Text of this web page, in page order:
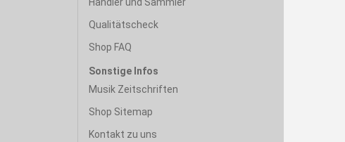
Qualitätscheck
Shop FAQ
Sonstige Infos
Musik Zeitschriften
Shop Sitemap
Kontakt zu uns